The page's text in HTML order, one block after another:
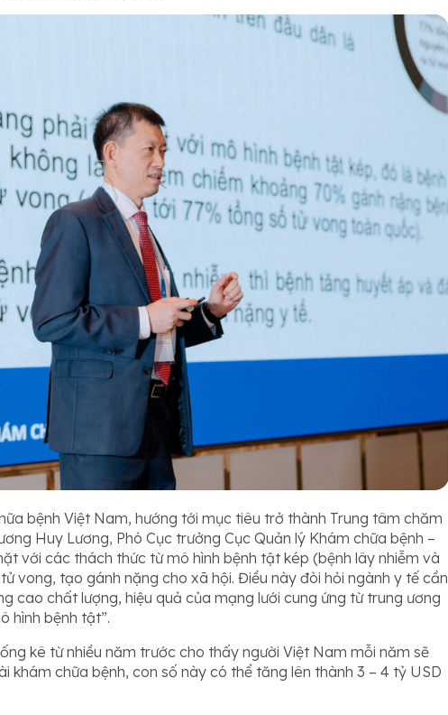
bệnh Việt Nam, hướng tới mục tiêu trở thành Trung tâm chăm
Huy Lương, Phó Cục trưởng Cục Quản lý Khám chữa bệnh –
với các thách thức từ mô hình bệnh tật kép (bệnh lây nhiễm và
vong, tạo gánh nặng cho xã hội. Điều này đòi hỏi ngành y tế cần
cao chất lượng, hiệu quả của mạng lưới cung ứng từ trung ương
hình bệnh tật”.
kê từ nhiều năm trước cho thấy người Việt Nam mỗi năm sẽ
khám chữa bệnh, con số này có thể tăng lên thành 3 – 4 tỷ USD